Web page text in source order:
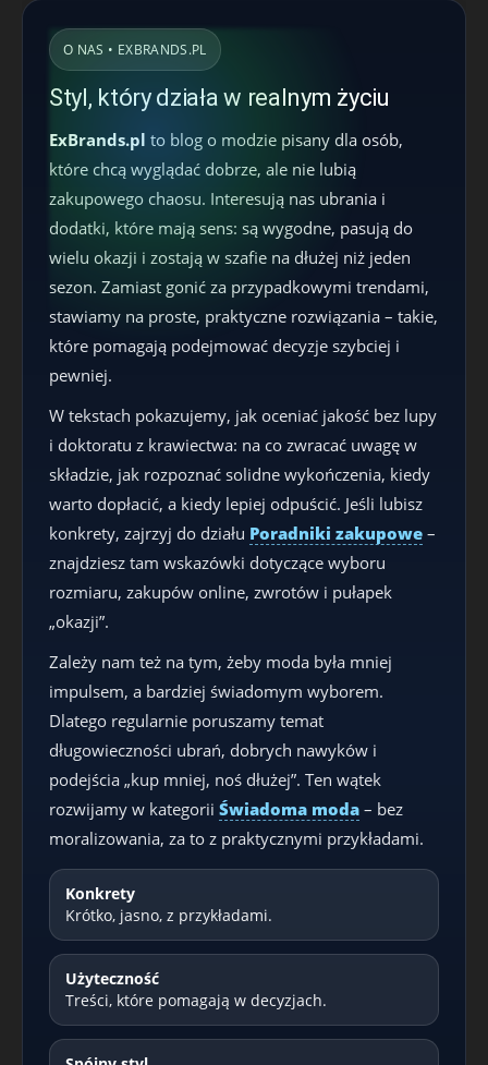
O NAS • EXBRANDS.PL
Styl, który działa w realnym życiu
ExBrands.pl to blog o modzie pisany dla osób,
które chcą wyglądać dobrze, ale nie lubią
zakupowego chaosu. Interesują nas ubrania i
dodatki, które mają sens: są wygodne, pasują do
wielu okazji i zostają w szafie na dłużej niż jeden
sezon. Zamiast gonić za przypadkowymi trendami,
stawiamy na proste, praktyczne rozwiązania – takie,
które pomagają podejmować decyzje szybciej i
pewniej.
W tekstach pokazujemy, jak oceniać jakość bez lupy
i doktoratu z krawiectwa: na co zwracać uwagę w
składzie, jak rozpoznać solidne wykończenia, kiedy
warto dopłacić, a kiedy lepiej odpuścić. Jeśli lubisz
konkrety, zajrzyj do działu Poradniki zakupowe –
znajdziesz tam wskazówki dotyczące wyboru
rozmiaru, zakupów online, zwrotów i pułapek
„okazji”.
Zależy nam też na tym, żeby moda była mniej
impulsem, a bardziej świadomym wyborem.
Dlatego regularnie poruszamy temat
długowieczności ubrań, dobrych nawyków i
podejścia „kup mniej, noś dłużej”. Ten wątek
rozwijamy w kategorii Świadoma moda – bez
moralizowania, za to z praktycznymi przykładami.
Konkrety
Krótko, jasno, z przykładami.
Użyteczność
Treści, które pomagają w decyzjach.